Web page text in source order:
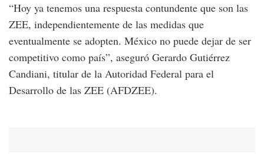
“Hoy ya tenemos una respuesta contundente que son las
ZEE, independientemente de las medidas que
eventualmente se adopten. México no puede dejar de ser
competitivo como país”, aseguró Gerardo Gutiérrez
Candiani, titular de la Autoridad Federal para el
Desarrollo de las ZEE (AFDZEE).